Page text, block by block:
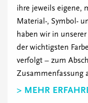
ihre jeweils eigene,
Material-, Symbol-
haben wir in
der wichtigsten
verfolgt – zum
Zusammenfassung
> MEHR